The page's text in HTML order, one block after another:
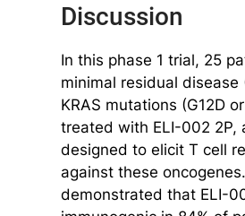
Discussion
In this phase 1 trial, 25
minimal residual disease
KRAS mutations (G12D
treated with ELI-002 2P,
designed to elicit T cell
against these
demonstrated that ELI-